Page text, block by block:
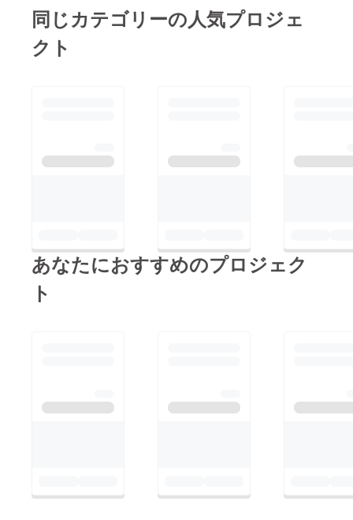
近くの国際通りをまっ
すぐいくとBarGarden
な集っているとかいな
ぜひ一度来店を！店舗
ご紹介はこちら
04７月７日水辺で乾杯
zbering2018fuchu
ら。Flower shop toi
格で手に入れることが
.umakuikuyoミズベリ
ング手ぬぐいがほしい
↓https://peraichi.com/l
同じカテゴリーの人気プロジェ
クト
あなたにおすすめのプロジェク
ト